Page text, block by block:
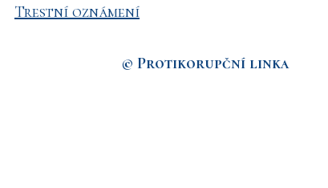
Trestní oznámení
© Protikorupční linka